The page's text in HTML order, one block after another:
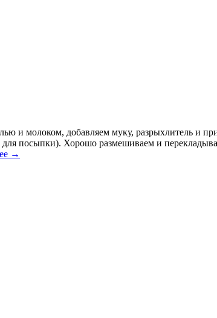
и молоком, добавляем муку, разрыхлитель и
для посыпки). Хорошо размешиваем и
→